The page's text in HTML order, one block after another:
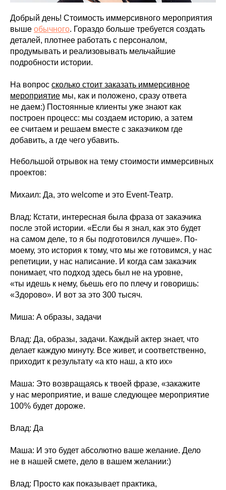
Добрый день! Стоимость иммерсивного мероприятия
выше обычного. Гораздо больше требуется создать
деталей, плотнее работать с персоналом,
продумывать и реализовывать мельчайшие
подробности истории.
На вопрос сколько стоит заказать иммерсивное
мероприятие мы, как и положено, сразу ответа
не даем:) Постоянные клиенты уже знают как
построен процесс: мы создаем историю, а затем
ее считаем и решаем вместе с заказчиком где
добавить, а где чего убавить.
Небольшой отрывок на тему стоимости иммерсивных
проектов:
Михаил: Да, это welcome и это Event-Театр.
Влад: Кстати, интересная была фраза от заказчика
после этой истории. «Если бы я знал, как это будет
на самом деле, то я бы подготовился лучше». По-
моему, это история к тому, что мы же готовимся, у нас
репетиции, у нас написание. И когда сам заказчик
понимает, что подход здесь был не на уровне,
«ты идешь к нему, бьешь его по плечу и говоришь:
«Здорово». И вот за это 300 тысяч.
Миша: А образы, задачи
Влад: Да, образы, задачи. Каждый актер знает, что
делает каждую минуту. Все живет, и соответственно,
приходит к результату «а кто наш, а кто их»
Маша: Это возвращаясь к твоей фразе, «закажите
у нас мероприятие, и ваше следующее мероприятие
100% будет дороже.
Влад: Да
Маша: И это будет абсолютно ваше желание. Дело
не в нашей смете, дело в вашем желании:)
Влад: Просто как показывает практика,